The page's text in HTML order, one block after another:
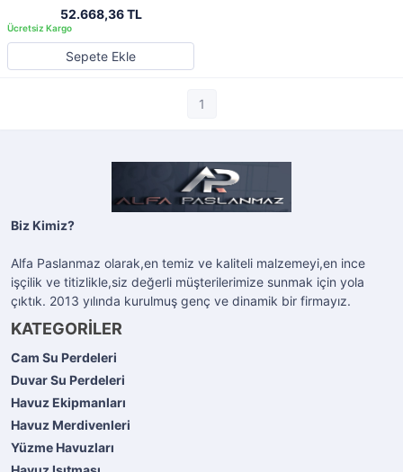
52.668,36 TL
Sepete Ekle
1
Biz Kimiz?
Alfa Paslanmaz olarak,en temiz ve kaliteli malzemeyi,en ince
işçilik ve titizlikle,siz değerli müşterilerimize sunmak için yola
çıktık. 2013 yılında kurulmuş genç ve dinamik bir firmayız.
KATEGORİLER
Cam Su Perdeleri
Duvar Su Perdeleri
Havuz Ekipmanları
Havuz Merdivenleri
Yüzme Havuzları